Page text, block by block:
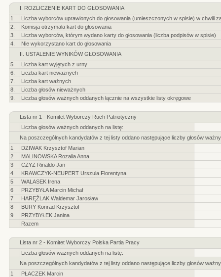
I. ROZLICZENIE KART DO GŁOSOWANIA
1.
Liczba wyborców uprawionych do głosowania (umieszczonych w spisie) w chwili
2.
Komisja otrzymała kart do głosowania
3.
Liczba wyborców, którym wydano karty do głosowania (liczba podpisów w spisie)
4.
Nie wykorzystano kart do głosowania
II. USTALENIE WYNIKÓW GŁOSOWANIA
5.
Liczba kart wyjętych z urny
6.
Liczba kart nieważnych
7.
Liczba kart ważnych
8.
Liczba głosów nieważnych
9.
Liczba głosów ważnych oddanych łącznie na wszystkie listy okręgowe
Lista nr 1 - Komitet Wyborczy Ruch Patriotyczny
Liczba głosów ważnych oddanych na listę:
Na poszczególnych kandydatów z tej listy oddano następujące liczby głosów
1
DZIWAK Krzysztof Marian
2
MALINOWSKA Rozalia Anna
3
CZYŻ Rinaldo Jan
4
KRAWCZYK-NEUPERT Urszula Florentyna
5
WALASEK Irena
6
PRZYBYŁA Marcin Michał
7
HARĘŹLAK Waldemar Jarosław
8
BURY Konrad Krzysztof
9
PRZYBYŁEK Janina
Razem
Lista nr 2 - Komitet Wyborczy Polska Partia Pracy
Liczba głosów ważnych oddanych na listę:
Na poszczególnych kandydatów z tej listy oddano następujące liczby głosów
1
PŁACZEK Marcin